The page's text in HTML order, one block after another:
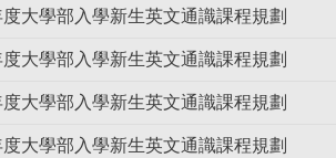
大學部入學新生英文通識課程規劃
大學部入學新生英文通識課程規劃
大學部入學新生英文通識課程規劃
大學部入學新生英文通識課程規劃